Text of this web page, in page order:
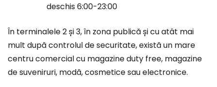
deschis 6:00-23:00
În terminalele 2 și 3, în zona publică și cu atât mai
mult după controlul de securitate, există un mare
centru comercial cu magazineduty free, magazine
de suveniruri, modă, cosmetice sau electronice.